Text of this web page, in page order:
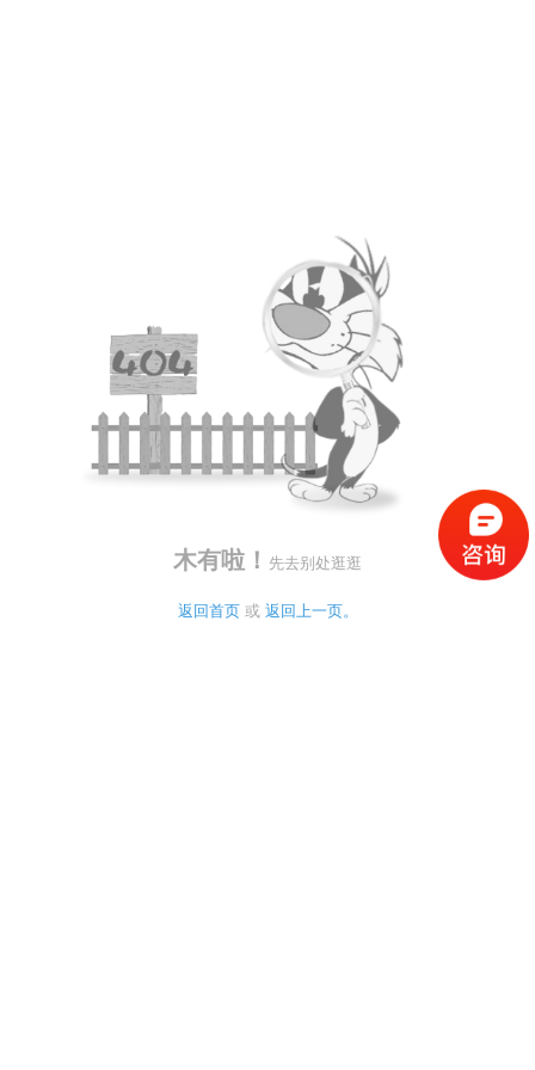
木有啦！ 先去别处逛逛
返回首页 或 返回上一页。